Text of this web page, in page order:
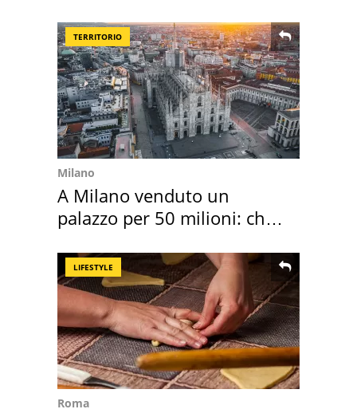
TERRITORIO
Milano
A Milano venduto un
palazzo per 50 milioni: chi
LIFESTYLE
Roma